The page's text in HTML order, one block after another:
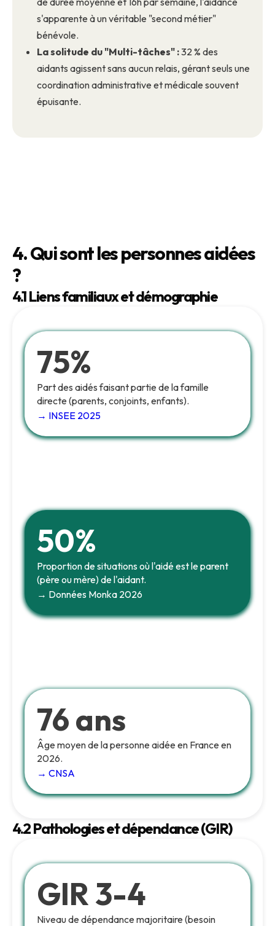
s'apparente à un véritable "second métier"
bénévole.
La solitude du "Multi-tâches" :32 % des
aidants agissent sans aucun relais, gérant seuls une
coordination administrative et médicale souvent
épuisante.
4. Qui sont les personnes aidées
?
4.1 Liens familiaux et démographie
75%
Part des aidés faisant partie de la famille
directe (parents, conjoints, enfants).
→ INSEE 2025
50%
Proportion de situations où l'aidé est le parent
(père ou mère) de l'aidant.
→ Données Monka 2026
76 ans
Âge moyen de la personne aidée en France en
2026.
→ CNSA
4.2 Pathologies et dépendance (GIR)
GIR 3-4
Niveau de dépendance majoritaire (besoin